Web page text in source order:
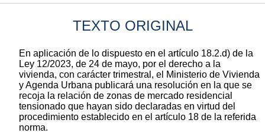
TEXTO ORIGINAL
En aplicación de lo dispuesto en el artículo 18.2.d) de la
Ley 12/2023, de 24 de mayo, por el derecho a la
vivienda, con carácter trimestral, el Ministerio de Vivienda
y Agenda Urbana publicará una resolución en la que se
recoja la relación de zonas de mercado residencial
tensionado que hayan sido declaradas en virtud del
procedimiento establecido en el artículo 18 de la referida
norma.